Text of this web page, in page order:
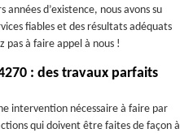
années d’existence, nous avons su
fiables et des résultats adéquats
pas à faire appel à nous !
: des travaux parfaits
intervention nécessaire à faire par
qui doivent être faites de façon à